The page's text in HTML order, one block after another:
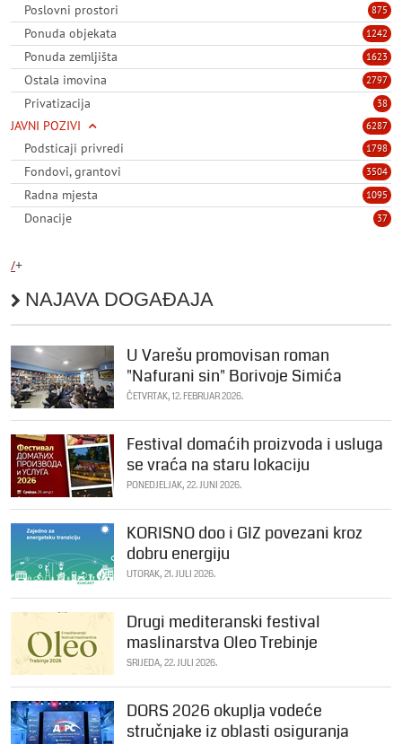
875
Poslovni prostori
1242
Ponuda objekata
1623
Ponuda zemljišta
2797
Ostala imovina
38
Privatizacija
6287
JAVNI POZIVI
1798
Podsticaji privredi
3504
Fondovi, grantovi
1095
Radna mjesta
37
Donacije
/+
NAJAVA DOGAĐAJA
U Varešu promovisan roman
"Nafurani sin" Borivoje Simića
ČETVRTAK, 12. FEBRUAR 2026.
Festival domaćih proizvoda i usluga
se vraća na staru lokaciju
PONEDJELJAK, 22. JUNI 2026.
KORISNO doo i GIZ povezani kroz
dobru energiju
UTORAK, 21. JULI 2026.
Drugi mediteranski festival
maslinarstva Oleo Trebinje
SRIJEDA, 22. JULI 2026.
DORS 2026 okuplja vodeće
stručnjake iz oblasti osiguranja